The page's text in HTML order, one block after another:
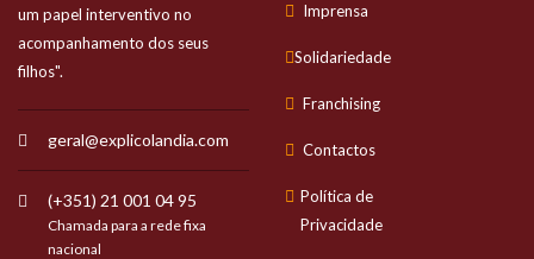
um papel interventivo no
acompanhamento dos seus
filhos".
geral@explicolandia.com
(+351) 21 001 04 95
Chamada para a rede fixa
nacional
Imprensa
Solidariedade
Franchising
Contactos
Política de
Privacidade